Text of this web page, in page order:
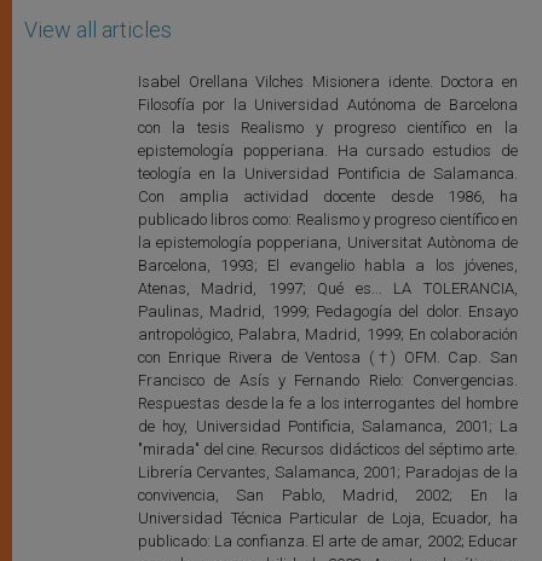
View all articles
Isabel Orellana Vilches Misionera idente. Doctora en
Filosofía por la Universidad Autónoma de Barcelona
con la tesis Realismo y progreso científico en la
epistemología popperiana. Ha cursado estudios de
teología en la Universidad Pontificia de Salamanca.
Con amplia actividad docente desde 1986, ha
publicado libros como: Realismo y progreso científico en
la epistemología popperiana, Universitat Autònoma de
Barcelona, 1993; El evangelio habla a los jóvenes,
Atenas, Madrid, 1997; Qué es... LA TOLERANCIA,
Paulinas, Madrid, 1999; Pedagogía del dolor. Ensayo
antropológico, Palabra, Madrid, 1999; En colaboración
con Enrique Rivera de Ventosa (†) OFM. Cap. San
Francisco de Asís y Fernando Rielo: Convergencias.
Respuestas desde la fe a los interrogantes del hombre
de hoy, Universidad Pontificia, Salamanca, 2001; La
"mirada" del cine. Recursos didácticos del séptimo arte.
Librería Cervantes, Salamanca, 2001; Paradojas de la
convivencia, San Pablo, Madrid, 2002; En la
Universidad Técnica Particular de Loja, Ecuador, ha
publicado: La confianza. El arte de amar, 2002; Educar